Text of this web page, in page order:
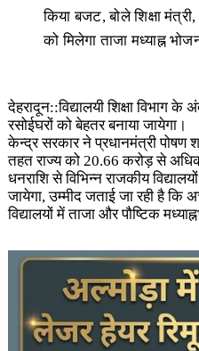
किया बजट, बोले शिक्षा
को मिलेगा ताजा मध्याह्न
देहरादून::विद्यालयी शिक्षा विभाग के
रसोईघरों को बेहतर बनाया जायेगा।
केन्द्र सरकार ने प्रधानमंत्री पोषण
तहत राज्य को 20.66 करोड़ से
धनराशि से विभिन्न राजकीय
जायेगा, उम्मीद जताई जा रही है कि
विद्यालयों में ताजा और पौष्टिक